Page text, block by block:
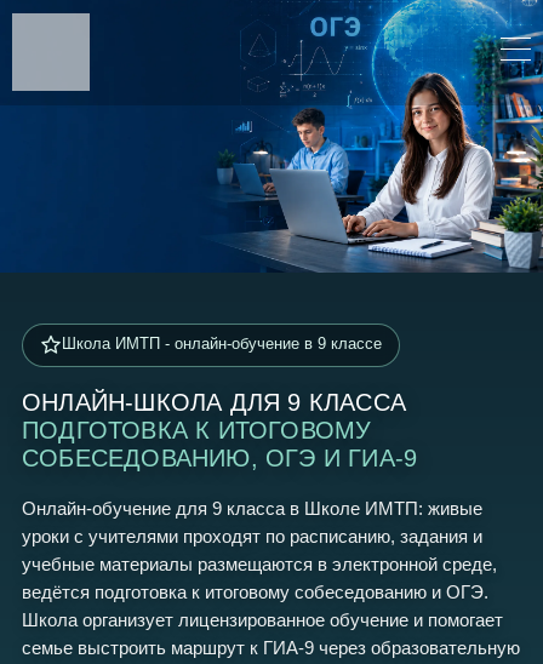
Школа ИМТП - онлайн-обучение в 9 классе
ОНЛАЙН-ШКОЛА ДЛЯ 9 КЛАССА
ПОДГОТОВКА К ИТОГОВОМУ
СОБЕСЕДОВАНИЮ, ОГЭ И ГИА-9
Онлайн-обучение для 9 класса в Школе ИМТП: живые
уроки с учителями проходят по расписанию, задания и
учебные материалы размещаются в электронной среде,
ведётся подготовка к итоговому собеседованию и ОГЭ.
Школа организует лицензированное обучение и помогает
семье выстроить маршрут к ГИА-9 через образовательную